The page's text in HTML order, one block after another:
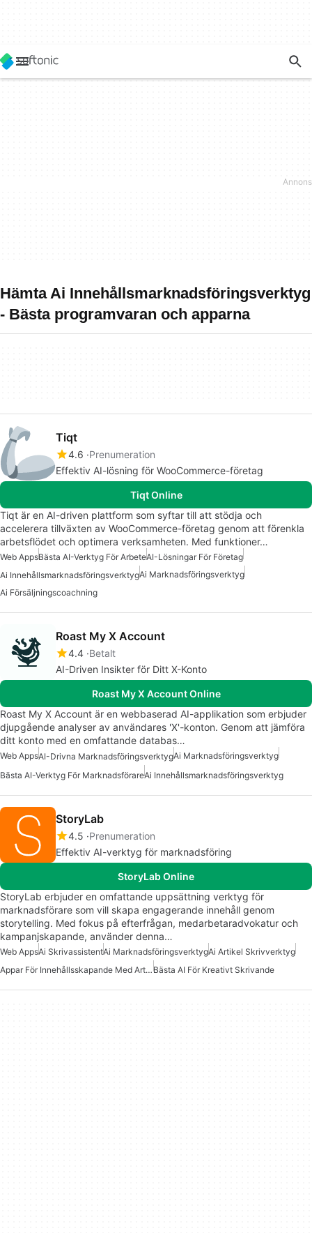
Hämta Ai Innehållsmarknadsföringsverktyg
- Bästa programvaran och apparna
Tiqt
4.6 Prenumeration
Effektiv AI-lösning för WooCommerce-företag
Tiqt Online
Tiqt är en AI-driven plattform som syftar till att stödja och
accelerera tillväxten av WooCommerce-företag genom att förenkla
arbetsflödet och optimera verksamheten. Med funktioner…
Web AppsBästa AI-Verktyg För ArbeteAI-Lösningar För Företag
Ai InnehållsmarknadsföringsverktygAi Marknadsföringsverktyg
Ai Försäljningscoachning
Roast My X Account
4.4 Betalt
AI-Driven Insikter för Ditt X-Konto
Roast My X Account Online
Roast My X Account är en webbaserad AI-applikation som erbjuder
djupgående analyser av användares 'X'-konton. Genom att jämföra
ditt konto med en omfattande databas…
Web AppsAI-Drivna MarknadsföringsverktygAi Marknadsföringsverktyg
Bästa AI-Verktyg För MarknadsförareAi Innehållsmarknadsföringsverktyg
StoryLab
4.5 Prenumeration
Effektiv AI-verktyg för marknadsföring
StoryLab Online
StoryLab erbjuder en omfattande uppsättning verktyg för
marknadsförare som vill skapa engagerande innehåll genom
storytelling. Med fokus på efterfrågan, medarbetaradvokatur och
kampanjskapande, använder denna…
Web AppsAi SkrivassistentAi MarknadsföringsverktygAi Artikel Skrivverktyg
Appar För Innehållsskapande Med Artificiell IntelligensBästa AI För Kreativt Skrivande